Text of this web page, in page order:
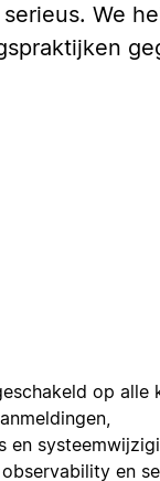
We
op alle
en
en